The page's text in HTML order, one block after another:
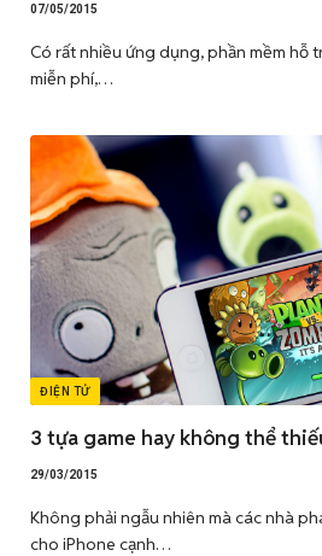
07/05/2015
Có rất nhiều ứng dụng, phần mềm hỗ
miễn phí,…
ĐIỆN TỬ
3 tựa game hay không thể
29/03/2015
Không phải ngẫu nhiên mà các nhà
cho iPhone cạnh…